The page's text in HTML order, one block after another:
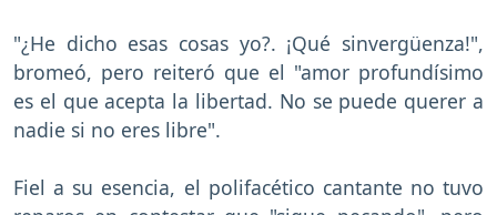
"¿He dicho esas cosas yo?. ¡Qué sinvergüenza!",
bromeó, pero reiteró que el "amor profundísimo
es el que acepta la libertad. No se puede querer a
nadie si no eres libre".
Fiel a su esencia, el polifacético cantante no tuvo